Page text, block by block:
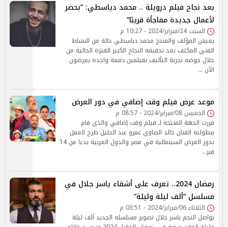
بعد نجاح فيلم درويلة .. محمد دياسطي: ”بحضر
لأعمال جديدة مفاجأة قريبًا”
السبت 24/فبراير/2024 - 10:27 م
يعيش المؤلف والمنتج محمد دياسطي حالة من النشاط
الفني المكثف بعد تحقيقه النجاح الكبير الفترة الحالية من
خلال خوضه تجربة التأليف بفيلمين دفعة واحدة يعرضون
الآن …
موعد عرض فيلم وقت إضافي في دور العرض
الخميس 08/فبراير/2024 - 08:57 م
قررت الجهة المنتجة لـ فيلم وقت إضافي والذي قام
ببطولته الفنان خالد الصاوي عمرو عبد الجليل طرح العمل
بدور العرض السينمائية في مصر والدول العربية بدءا من 14
فبر…
رمضان 2024.. تعرف على أشقاء ياسر جلال في
مسلسل ”ألف ليلة وليلة”
الثلاثاء 06/فبراير/2024 - 03:51 م
يواصل النجم ياسر جلال تصوير مسلسله الجديد ألف ليلة